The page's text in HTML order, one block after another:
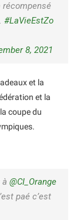
récompensé
.#LaVieEstZo
8, 2021
et la
et la
coupe du
@CI_Orange
paé c’est